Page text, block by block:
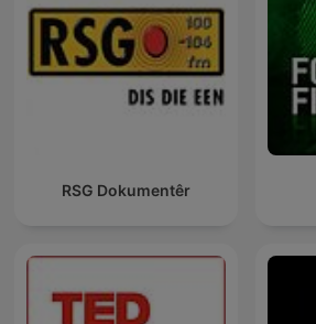
RSG Dokumentêr